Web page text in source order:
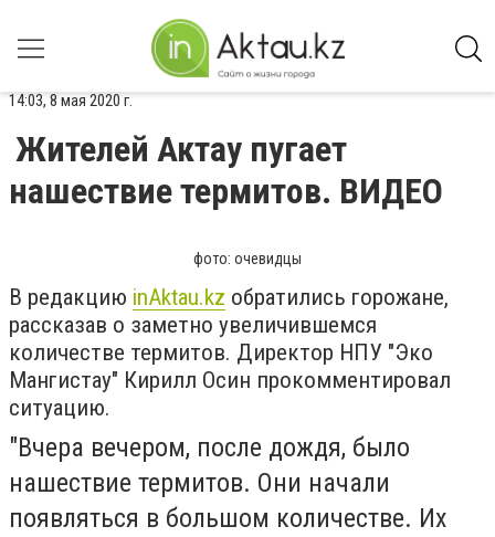
14:03, 8 мая 2020 г.
Жителей Актау пугает
нашествие термитов. ВИДЕО
фото: очевидцы
В редакцию inAktau.kz обратились горожане,
рассказав о заметно увеличившемся
количестве термитов. Директор НПУ "Эко
Мангистау" Кирилл Осин прокомментировал
ситуацию.
"Вчера вечером, после дождя, было
нашествие термитов. Они начали
появляться в большом количестве. Их